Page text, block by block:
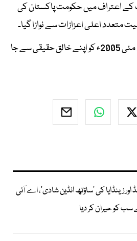
کے اعتراف میں حکومت پاکستان کی
متعدد اعلی اعزازات سے نوازا گیا۔
وہ 68 برس کی عمر میں 24 مئی 2005ء کو اپنے خالق حقیقی سے جا
اور زینڈایا کی ’ساؤتھ انڈین شادی‘، اے آئی
سب کو حیران کر دیا